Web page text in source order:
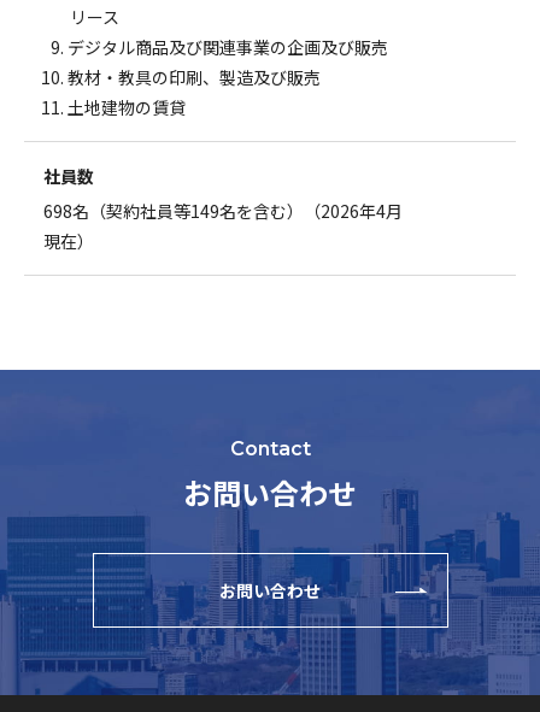
リース
デジタル商品及び関連事業の企画及び販売
教材・教具の印刷、製造及び販売
土地建物の賃貸
社員数
698名（契約社員等149名を含む）（2026年4月
現在）
Contact
お問い合わせ
お問い合わせ